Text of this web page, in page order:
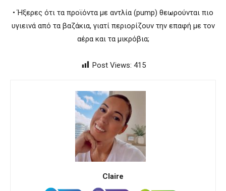
• Ήξερες ότι τα προϊόντα με αντλία (pump) θεωρούνται πιο
υγιεινά από τα βαζάκια, γιατί περιορίζουν την επαφή με τον
αέρα και τα μικρόβια;
Post Views: 415
Claire